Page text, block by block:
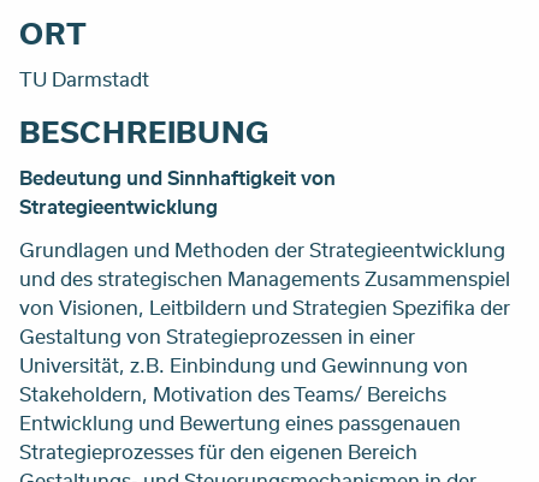
ORT
TU Darmstadt
BESCHREIBUNG
Bedeutung und Sinnhaftigkeit von
Strategieentwicklung
Grundlagen und Methoden der Strategieentwicklung
und des strategischen Managements Zusammenspiel
von Visionen, Leitbildern und Strategien Spezifika der
Gestaltung von Strategieprozessen in einer
Universität, z.B. Einbindung und Gewinnung von
Stakeholdern, Motivation des Teams/ Bereichs
Entwicklung und Bewertung eines passgenauen
Strategieprozesses für den eigenen Bereich